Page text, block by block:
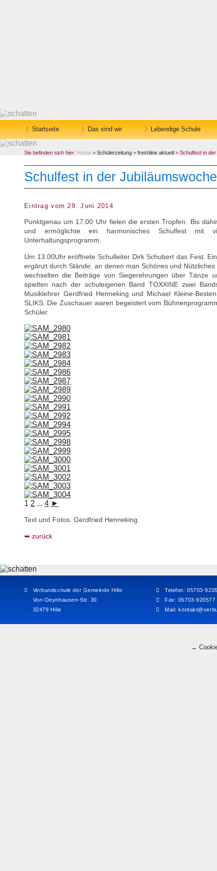
Startseite Das sind wir Lebendige Schule
Sie befinden sich hier: Home > Schülerzeitung > freshline aktuell > Schulfest in
Schulfest in der Jubiläumswoche
Eintrag vom 29. Juni 2014
Punktgenau um 17.00 Uhr fielen die ersten Tropfen. Bis
und ermöglichte ein harmonisches Schulfest mit
Unterhaltungsprogramm.
Um 13.00Uhr eröffnete Schulleiter Dirk Schubert das Fest.
ergänzt durch Stände, an denen man Schönes und
wechselten die Beiträge von Siegerehrungen über Tänze
spielten nach der schuleigenen Band TOXXINE zwei
Musiklehrer Gerdfried Henneking und Michael Kleine-
SLIKS. Die Zuschauer waren begeistert vom
Schüler.
1 2 ... 4 ►
Text und Fotos: Gerdfried Henneking
zurück
Verbundschule der Gemeinde Hille
Von-Oeynhausen-Str. 30
32479 Hille
Telefon: 05703-
Fax: 05703-920577
Mail:
→